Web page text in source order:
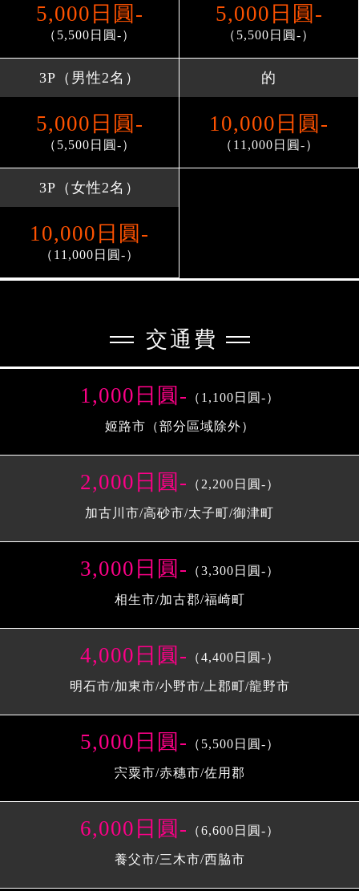
5,000日圓-
（5,500日圓-）
5,000日圓-
（5,500日圓-）
3P（男性2名）
5,000日圓-
（5,500日圓-）
的
10,000日圓-
（11,000日圓-）
3P（女性2名）
10,000日圓-
（11,000日圓-）
交通費
1,000日圓- （1,100日圓-）
姬路市（部分區域除外）
2,000日圓- （2,200日圓-）
加古川市/高砂市/太子町/御津町
3,000日圓- （3,300日圓-）
相生市/加古郡/福崎町
4,000日圓- （4,400日圓-）
明石市/加東市/小野市/上郡町/龍野市
5,000日圓- （5,500日圓-）
宍粟市/赤穗市/佐用郡
6,000日圓- （6,600日圓-）
養父市/三木市/西脇市